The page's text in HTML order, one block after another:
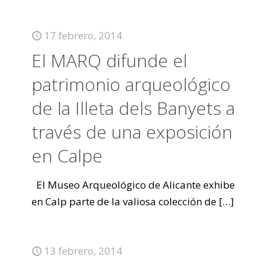
17 febrero, 2014
El MARQ difunde el
patrimonio arqueológico
de la Illeta dels Banyets a
través de una exposición
en Calpe
El Museo Arqueológico de Alicante exhibe
en Calp parte de la valiosa colección de […]
13 febrero, 2014